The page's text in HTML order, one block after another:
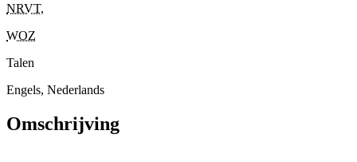
NRVT,
WOZ
Talen
Engels, Nederlands
Omschrijving